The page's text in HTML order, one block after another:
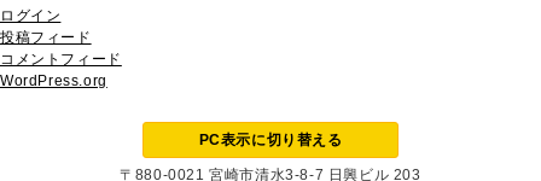
ログイン
投稿フィード
コメントフィード
WordPress.org
PC表示に切り替える
〒880-0021 宮崎市清水3-8-7 日興ビル 203